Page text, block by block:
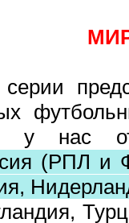
у нас
(РПЛ и